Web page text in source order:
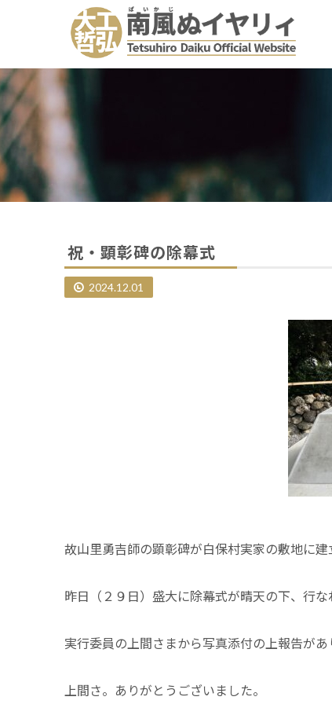
祝・顕彰碑の除幕式
2024.12.01
故山里勇吉師の顕彰碑が白保村実家の敷地に建
昨日（２９日）盛大に除幕式が晴天の下、行な
実行委員の上間さまから写真添付の上報告があ
上間さ。ありがとうございました。